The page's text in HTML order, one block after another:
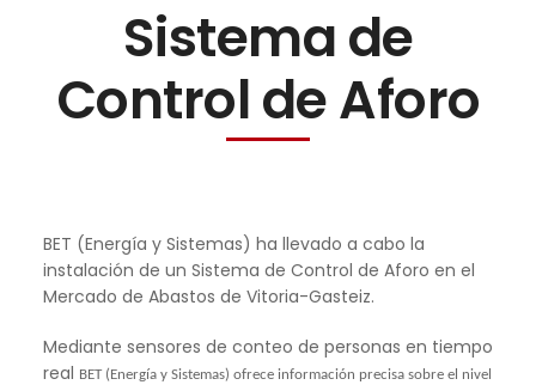
Sistema de
Control de Aforo
BET (Energía y Sistemas) ha llevado a cabo la
instalación de un Sistema de Control de Aforo en el
Mercado de Abastos de Vitoria-Gasteiz.
Mediante sensores de conteo de personas en tiempo
real BET (Energía y Sistemas) ofrece información precisa sobre el nivel